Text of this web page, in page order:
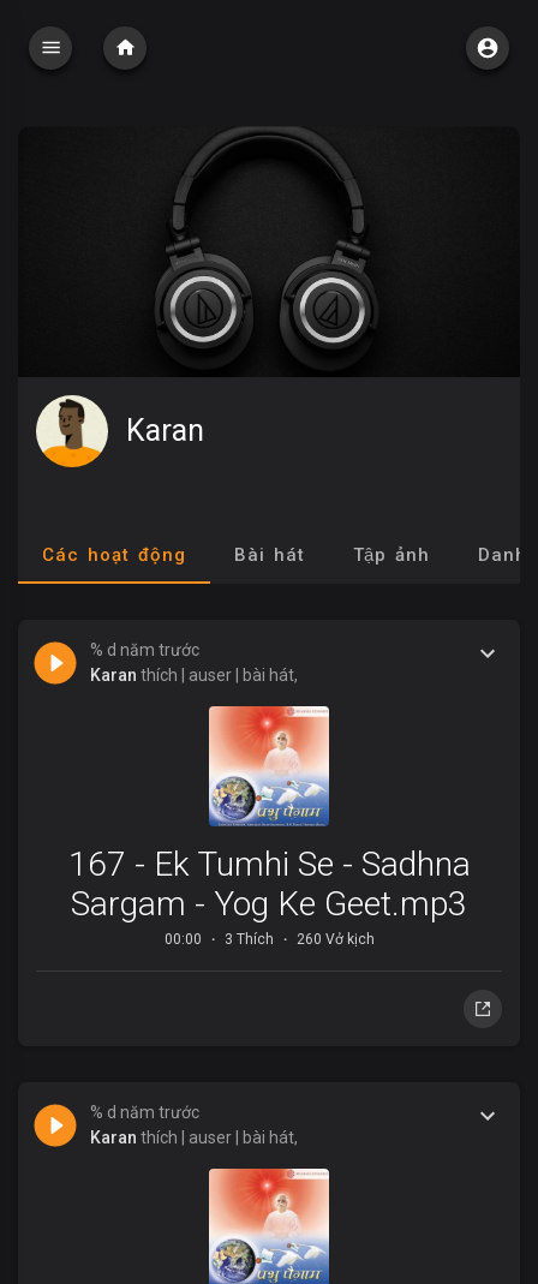
Karan
Các hoạt động Bài hát Tập ảnh Danh
% d năm trước
Karan thích | auser | bài hát,
167 - Ek Tumhi Se - Sadhna
Sargam - Yog Ke Geet.mp3
00:00 3 Thích 260 Vở kịch
% d năm trước
Karan thích | auser | bài hát,